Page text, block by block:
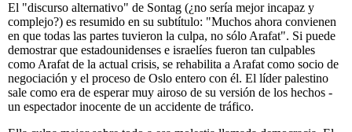
El "discurso alternativo" de Sontag (¿no sería mejor incapaz y
complejo?) es resumido en su subtítulo: "Muchos ahora convienen
en que todas las partes tuvieron la culpa, no sólo Arafat". Si puede
demostrar que estadounidenses e israelíes fueron tan culpables
como Arafat de la actual crisis, se rehabilita a Arafat como socio de
negociación y el proceso de Oslo entero con él. El líder palestino
sale como era de esperar muy airoso de su versión de los hechos -
un espectador inocente de un accidente de tráfico.